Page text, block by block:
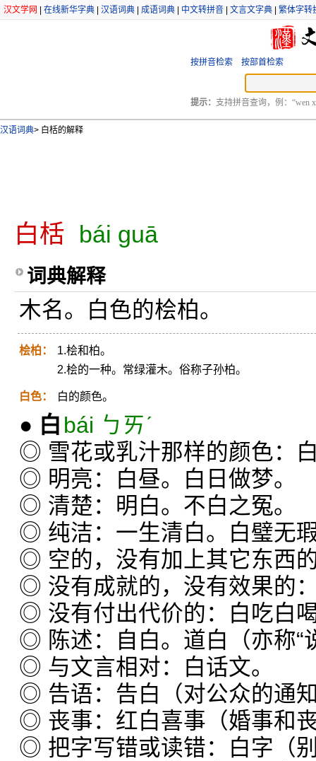
汉文学网 在线新华字典 汉语词典 成语词典 中文转拼音 文言文字典 繁体字转
按拼音检索 按部首检索
提示： 支持拼音查询，例：“wen
汉语词典> 白栝的解释
白栝 bái guā
词典解释
木名。白色的桧柏。
桧柏：
1.桧和柏。
2.桧的一种。常绿灌木。俗称子孙柏。
白色： 白的颜色。
● 白 bái ㄅㄞˊ
◎ 雪花或乳汁那样的颜色：
◎ 明亮：白昼。白日做梦。
◎ 清楚：明白。不白之冤。
◎ 纯洁：一生清白。白璧无
◎ 空的，没有加上其它东西
◎ 没有成就的，没有效果的
◎ 没有付出代价的：白吃白
◎ 陈述：自白。道白（亦称“
◎ 与文言相对：白话文。
◎ 告语：告白（对公众的通
◎ 丧事：红白喜事（婚事和
◎ 把字写错或读错：白字（